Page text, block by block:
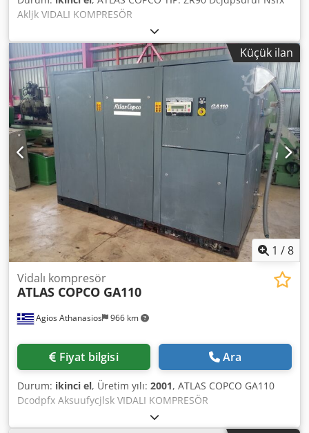
Akljk VIDALI KOMPRESÖR
Küçük ilan
1 /8
Agios Athanasios 966 km
Vidalı kompresör
ATLAS COPCO GA110
Fiyat bilgisi Ara
Durum: ikinci el, Üretim yılı: 2001, ATLAS COPCO GA110
Dcodpfx Aksuufycjlsk VIDALI KOMPRESÖR